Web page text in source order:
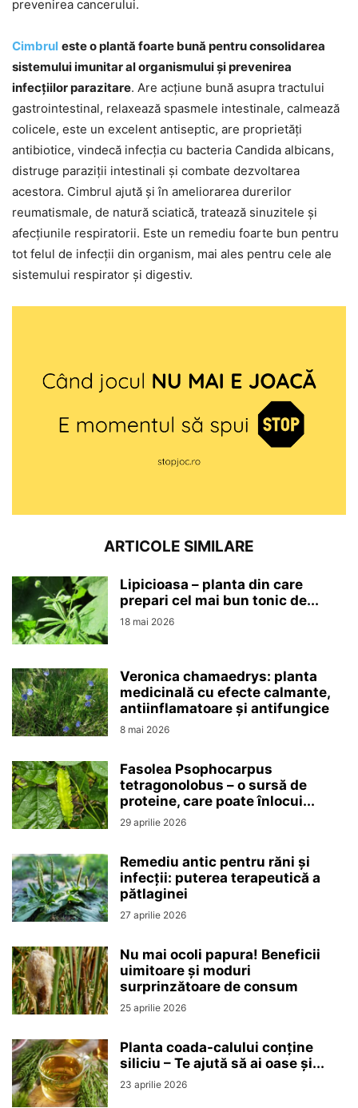
prevenirea cancerului.
Cimbrul este o plantă foarte bună pentru consolidarea
sistemului imunitar al organismului și prevenirea
infecțiilor parazitare. Are acțiune bună asupra tractului
gastrointestinal, relaxează spasmele intestinale, calmează
colicele, este un excelent antiseptic, are proprietăți
antibiotice, vindecă infecția cu bacteria Candida albicans,
distruge paraziții intestinali și combate dezvoltarea
acestora. Cimbrul ajută și în ameliorarea durerilor
reumatismale, de natură sciatică, tratează sinuzitele și
afecțiunile respiratorii. Este un remediu foarte bun pentru
tot felul de infecții din organism, mai ales pentru cele ale
sistemului respirator și digestiv.
ARTICOLE SIMILARE
Lipicioasa – planta din care
prepari cel mai bun tonic de...
18 mai 2026
Veronica chamaedrys: planta
medicinală cu efecte calmante,
antiinflamatoare și antifungice
8 mai 2026
Fasolea Psophocarpus
tetragonolobus – o sursă de
proteine, care poate înlocui...
29 aprilie 2026
Remediu antic pentru răni și
infecții: puterea terapeutică a
pătlaginei
27 aprilie 2026
Nu mai ocoli papura! Beneficii
uimitoare și moduri
surprinzătoare de consum
25 aprilie 2026
Planta coada-calului conține
siliciu – Te ajută să ai oase și...
23 aprilie 2026